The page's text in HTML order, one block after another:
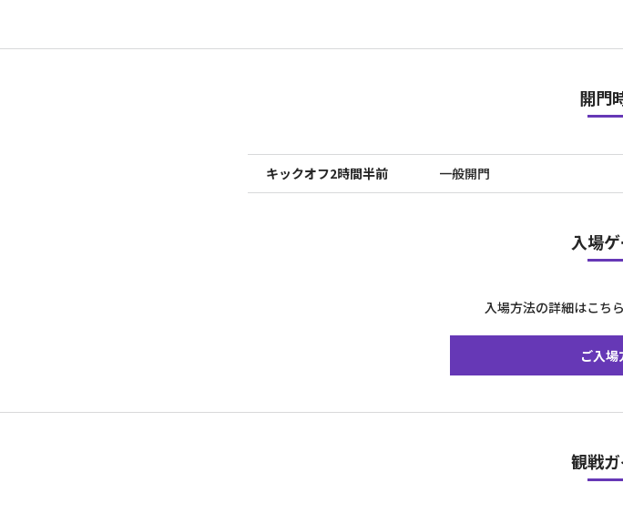
開門
キックオフ2時間半前 一般開門
入場
入場方法の詳細はこち
ご入場
観戦